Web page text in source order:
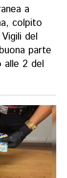
a
colpito
del
parte
2 del